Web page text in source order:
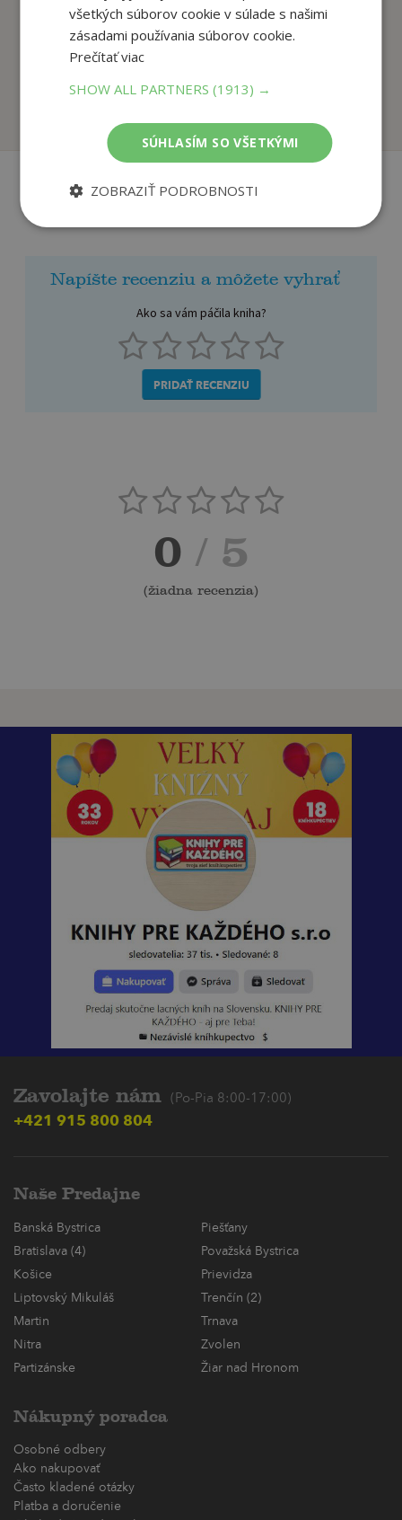
Matematika nás baví
Korytková Ivana
Napíšte recenziu a môžete vyhrať
Ako sa vám páčila kniha?
PRIDAŤ RECENZIU
0 / 5
(žiadna recenzia)
Zavolajte nám (Po-Pia 8:00-17:00)
+421 915 800 804
Naše Predajne
Banská Bystrica
Piešťany
Bratislava (4)
Považská Bystrica
Košice
Prievidza
Liptovský Mikuláš
Trenčín (2)
Martin
Trnava
Nitra
Zvolen
Partizánske
Žiar nad Hronom
Nákupný poradca
Osobné odbery
Ako nakupovať
Často kladené otázky
Platba a doručenie
všetkých súborov cookie v súlade s našimi
zásadami používania súborov cookie.
Prečítať viac
SHOW ALL PARTNERS(1913) →
SÚHLASÍM SO VŠETKÝMI
ZOBRAZIŤ PODROBNOSTI